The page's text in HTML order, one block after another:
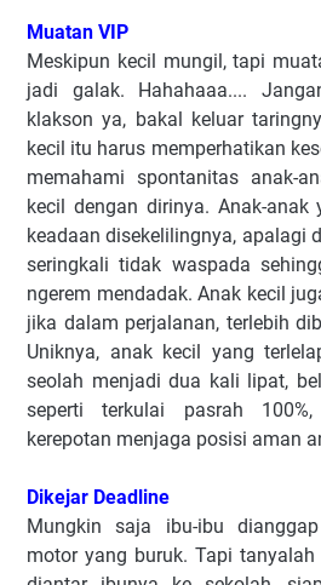
Muatan VIP
Meskipun kecil mungil, tapi
jadi galak. Hahahaaa....
klakson ya, bakal keluar
kecil itu harus memperhatikan
memahami spontanitas anak-
kecil dengan dirinya. Anak-
keadaan disekelilingnya, apalagi
seringkali tidak waspada
ngerem mendadak. Anak kecil
jika dalam perjalanan, terlebih
Uniknya, anak kecil yang
seolah menjadi dua kali lipat,
seperti terkulai pasrah
kerepotan menjaga posisi aman
Dikejar Deadline
Mungkin saja ibu-ibu
motor yang buruk. Tapi